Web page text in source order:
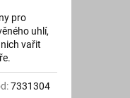
pro
uhlí,
vařit
7331304